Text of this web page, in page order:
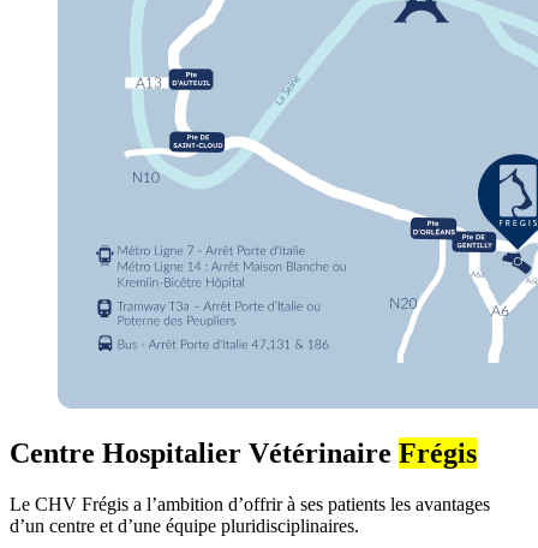
Centre Hospitalier Vétérinaire Frégis
Le CHV Frégis a l’ambition d’offrir à ses patients les avantages
d’un centre et d’une équipe pluridisciplinaires.